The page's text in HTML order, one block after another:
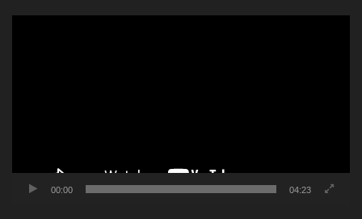
00:00 04:23